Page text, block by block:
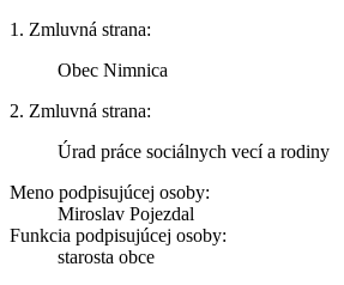
1. Zmluvná strana:
Obec Nimnica
2. Zmluvná strana:
Úrad práce sociálnych vecí a rodiny
Meno podpisujúcej osoby:
Miroslav Pojezdal
Funkcia podpisujúcej osoby:
starosta obce